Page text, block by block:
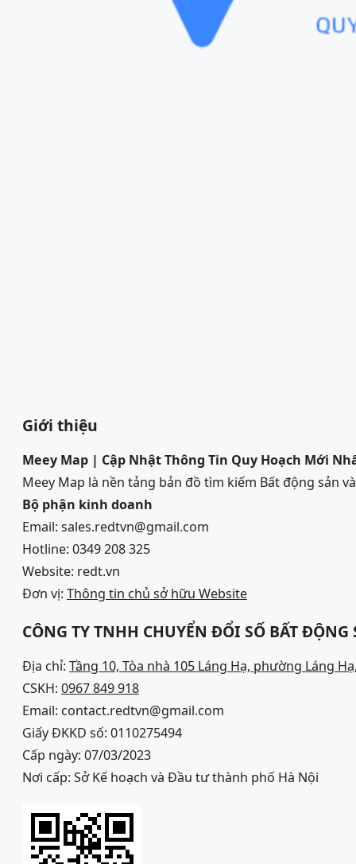
Giới thiệu
Meey Map | Cập Nhật Thông Tin Quy Hoạch Mới
Meey Map là nền tảng bản đồ tìm kiếm Bất động sản
Bộ phận kinh doanh
Email: sales.redtvn@gmail.com
Hotline: 0349 208 325
Website: redt.vn
Đơn vị: Thông tin chủ sở hữu Website
CÔNG TY TNHH CHUYỂN ĐỔI SỐ BẤT ĐỘNG
Địa chỉ: Tầng 10, Tòa nhà 105 Láng Hạ, phường Láng
CSKH: 0967 849 918
Email: contact.redtvn@gmail.com
Giấy ĐKKD số: 0110275494
Cấp ngày: 07/03/2023
Nơi cấp: Sở Kế hoạch và Đầu tư thành phố Hà Nội